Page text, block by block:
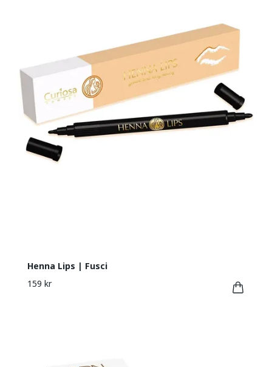
Henna Lips | Fusci
159 kr